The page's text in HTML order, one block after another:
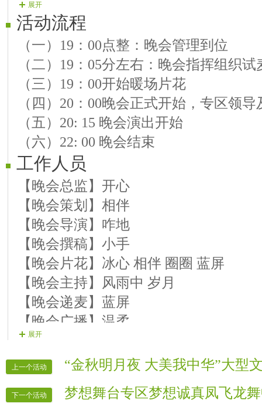
【07号演员】湫氺 黄梅戏《表花名》
第二篇章：生日快乐情更浓
【中场舞】美美 舞蹈 《大秧歌》
【08号演员】冰心 歌曲 《生日快乐
【09号演员】小乐 歌曲 《求求你给
【10号演员】爱你一世 歌曲 《护花使
【11号演员】逍遥 歌曲 《谁》
【12号演员】梦歌 歌曲 《醉在女儿
【13号演员】乱想 歌曲 《走天涯》
【14号演员】红梅 歌曲 《思念成沙》
第三篇章：相聚VV乐逍遥
【15号演员】相伴 二人转 《黑五更》
【16号演员】一朵 歌曲 《吻你》
【17号演员】紫菱 歌曲 《爱的漩涡》
【18号演员】嚎歌 歌曲 《我要把思
【19号演员】蝶儿飞 歌曲 《你莫走》
【结束舞】小手 舞曲《心窝窝的人》
展开
活动流程
（一）19：00点整：晚会管理到位
（二）19：05分左右：晚会指挥组织试
（三）19：00开始暖场片花
（四）20：00晚会正式开始，专区领
（五）20: 15 晚会演出开始
（六）22: 00 晚会结束
工作人员
【晚会总监】开心
【晚会策划】相伴
【晚会导演】咋地
【晚会撰稿】小手
【晚会片花】冰心 相伴 圈圈 蓝屏
【晚会主持】风雨中 岁月
【晚会递麦】蓝屏
【晚会广播】温柔
【晚会迎宾】全体管理
展开
上一个活动 “金秋明月夜 大美我中华”大型
下一个活动 梦想舞台专区梦想诚真凤飞龙